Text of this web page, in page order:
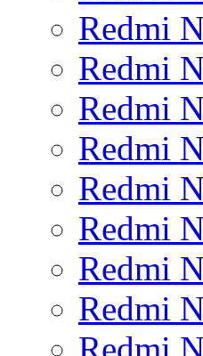
Redmi
Redmi
Redmi
Redmi
Redmi
Redmi
Redmi
Redmi
Redmi